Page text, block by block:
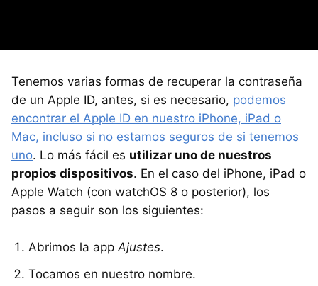
Tenemos varias formas de recuperar la contraseña
de un Apple ID, antes, si es necesario, podemos
encontrar el Apple ID en nuestro iPhone, iPad o
Mac, incluso si no estamos seguros de si tenemos
uno. Lo más fácil es utilizar uno de nuestros
propios dispositivos. En el caso del iPhone, iPad o
Apple Watch (con watchOS 8 o posterior), los
pasos a seguir son los siguientes:
Abrimos la app Ajustes.
Tocamos en nuestro nombre.